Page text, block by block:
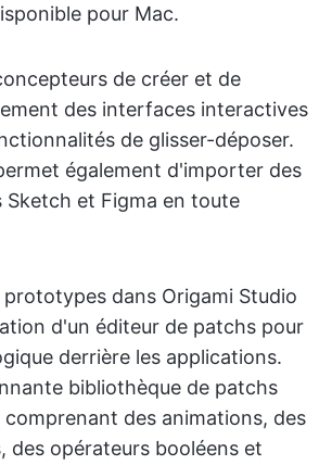
pour Mac.
de créer et de
des interfaces interactives
de glisser-déposer.
également d'importer des
Sketch et Figma en toute
dans Origami Studio
d'un éditeur de patchs pour
derrière les applications.
bibliothèque de patchs
des animations, des
des opérateurs booléens et